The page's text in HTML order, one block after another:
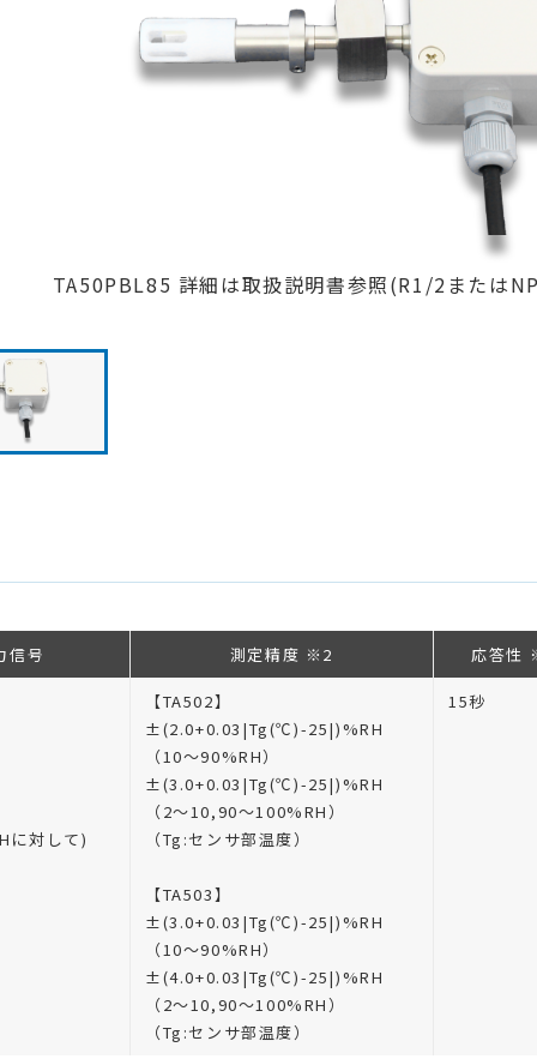
TA50PBL85 詳細は取扱説明書参照(R1/2または
信号 測定精度 ※2 応答性
に対して)
【TA502】
±(2.0+0.03|Tg(℃)-25|)%RH
（10〜90%RH）
±(3.0+0.03|Tg(℃)-25|)%RH
（2〜10,90〜100%RH）
（Tg:センサ部温度）
【TA503】
±(3.0+0.03|Tg(℃)-25|)%RH
（10〜90%RH）
±(4.0+0.03|Tg(℃)-25|)%RH
（2〜10,90〜100%RH）
（Tg:センサ部温度）
15秒